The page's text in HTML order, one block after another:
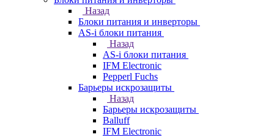
Назад
Блоки питания и инверторы
AS-i блоки питания
Назад
AS-i блоки питания
IFM Electronic
Pepperl Fuchs
Барьеры искрозащиты
Назад
Барьеры искрозащиты
Balluff
IFM Electronic